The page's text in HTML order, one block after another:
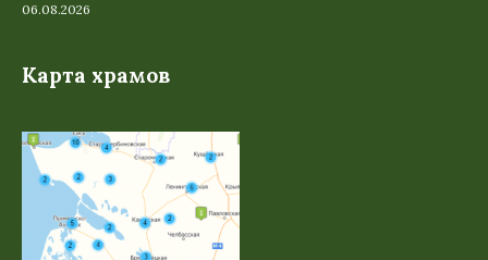
06.08.2026
Карта храмов